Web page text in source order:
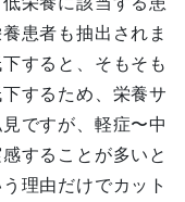
患者も抽出されま
すると、そもそも
するため、栄養サ
ですが、軽症〜中
することが多いと
理由だけでカット